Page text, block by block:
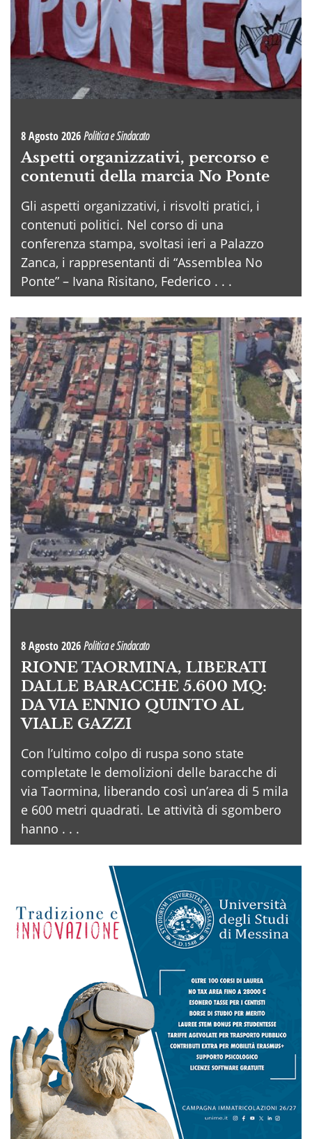
8 Agosto 2026Politica e Sindacato
Aspetti organizzativi, percorso e
contenuti della marcia No Ponte
Gli aspetti organizzativi, i risvolti pratici, i
contenuti politici. Nel corso di una
conferenza stampa, svoltasi ieri a Palazzo
Zanca, i rappresentanti di “Assemblea No
Ponte” – Ivana Risitano, Federico . . .
8 Agosto 2026Politica e Sindacato
RIONE TAORMINA, LIBERATI
DALLE BARACCHE 5.600 MQ:
DA VIA ENNIO QUINTO AL
VIALE GAZZI
Con l’ultimo colpo di ruspa sono state
completate le demolizioni delle baracche di
via Taormina, liberando così un’area di 5 mila
e 600 metri quadrati. Le attività di sgombero
hanno . . .